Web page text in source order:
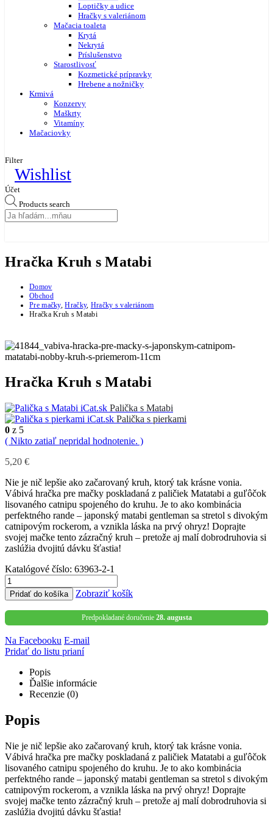
Loptičky a udice
Hračky s valeriánom
Mačacia toaleta
Krytá
Nekrytá
Príslušenstvo
Starostlivosť
Kozmetické prípravky
Hrebene a nožničky
Krmivá
Konzervy
Maškrty
Vitamíny
Mačaciovky
Filter
Wishlist
Účet
Products search
Hračka Kruh s Matabi
Domov
Obchod
Pre mačky,Hračky, Hračky s valeriánom
Hračka Kruh s Matabi
Hračka Kruh s Matabi
Palička s Matabi
Palička s pierkami
0 z 5
( Nikto zatiaľ nepridal hodnotenie. )
5,20 €
Nie je nič lepšie ako začarovaný kruh, ktorý tak krásne vonia.
Vábivá hračka pre mačky poskladaná z paličiek Matatabi a guľôčok
lisovaného catnipu spojeného do kruhu. Je to ako kombinácia
perfektného rande – japonský matabi gentleman sa stretol s divokým
catnipovým rockerom, a vznikla láska na prvý ohryz! Doprajte
svojej mačke tento zázračný kruh – pretože aj malí dobrodruhovia si
zaslúžia dvojitú dávku šťastia!
Katalógové číslo: 63963-2-1
Pridať do košíka Zobraziť košík
Predpokladané doručenie 28. augusta
Na Facebooku E-mail
Pridať do listu prianí
Popis
Ďalšie informácie
Recenzie (0)
Popis
Nie je nič lepšie ako začarovaný kruh, ktorý tak krásne vonia.
Vábivá hračka pre mačky poskladaná z paličiek Matatabi a guľôčok
lisovaného catnipu spojeného do kruhu. Je to ako kombinácia
perfektného rande – japonský matabi gentleman sa stretol s divokým
catnipovým rockerom, a vznikla láska na prvý ohryz! Doprajte
svojej mačke tento zázračný kruh – pretože aj malí dobrodruhovia si
zaslúžia dvojitú dávku šťastia!